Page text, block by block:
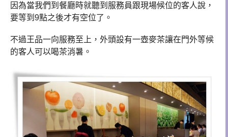
因為當我們到餐廳時就聽到服務員跟現場候位的客人說，
要等到9點之後才有空位了。
不過王品一向服務至上，外頭設有一壺麥茶讓在門外等候
的客人可以喝茶消暑。